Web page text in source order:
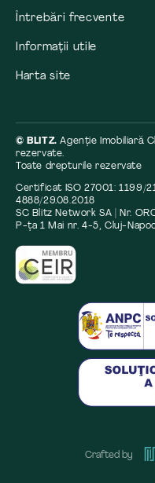
Întrebări frecvente
Informații utile
Harta site
© BLITZ.Agenție Imobiliară
rezervate.
Toate drepturile rezervate
Certificat ISO 27001: 1199/
4888/29.08.2018
SC Blitz Network SA | Nr.
P-ța 1 Mai nr. 4-5, Cluj-
Crafted by